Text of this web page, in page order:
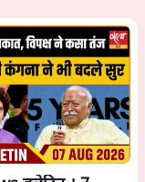
4 सूत्री
किया- शिक्षा,
संस्थाओं